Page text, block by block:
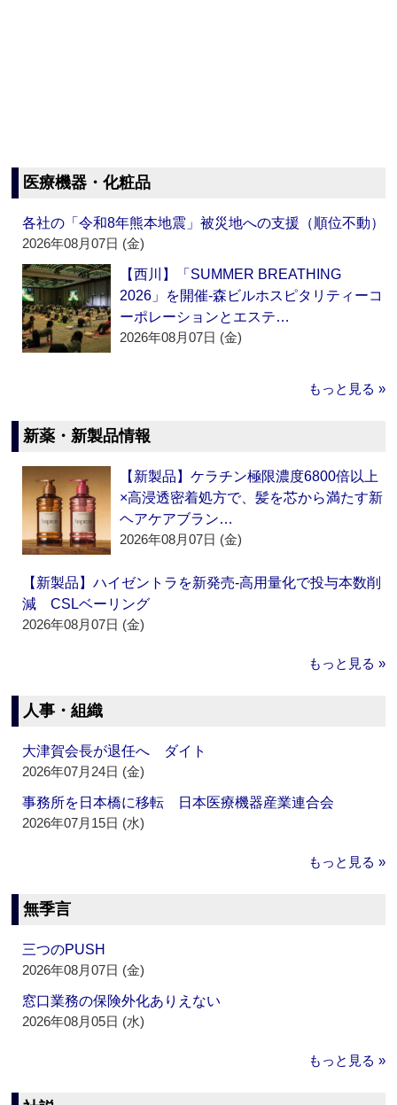
医療機器・化粧品
各社の「令和8年熊本地震」被災地への支援（順位不動）
2026年08月07日 (金)
【西川】「SUMMER BREATHING
2026」を開催‐森ビルホスピタリティーコ
ーポレーションとエステ…
2026年08月07日 (金)
もっと見る »
新薬・新製品情報
【新製品】ケラチン極限濃度6800倍以上
×高浸透密着処方で、髪を芯から満たす新
ヘアケアブラン…
2026年08月07日 (金)
【新製品】ハイゼントラを新発売‐高用量化で投与本数削
減 CSLベーリング
2026年08月07日 (金)
もっと見る »
人事・組織
大津賀会長が退任へ ダイト
2026年07月24日 (金)
事務所を日本橋に移転 日本医療機器産業連合会
2026年07月15日 (水)
もっと見る »
無季言
三つのPUSH
2026年08月07日 (金)
窓口業務の保険外化ありえない
2026年08月05日 (水)
もっと見る »